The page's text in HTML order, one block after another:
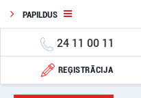
PAPILDUS
24 11 00 11
REĢISTRĀCIJA